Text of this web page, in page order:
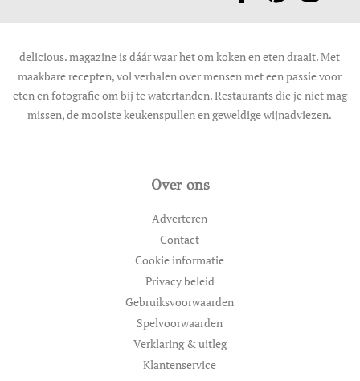
delicious. magazine is dáár waar het om koken en eten draait. Met
maakbare recepten, vol verhalen over mensen met een passie voor
eten en fotografie om bij te watertanden. Restaurants die je niet mag
missen, de mooiste keukenspullen en geweldige wijnadviezen.
Over ons
Adverteren
Contact
Cookie informatie
Privacy beleid
Gebruiksvoorwaarden
Spelvoorwaarden
Verklaring & uitleg
Klantenservice